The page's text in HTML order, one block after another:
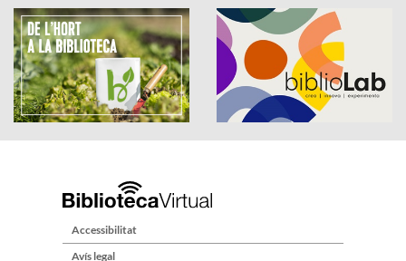
Accessibilitat
Avís legal